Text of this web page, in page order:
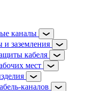
каналы
заземления
кабеля
мест
каналов